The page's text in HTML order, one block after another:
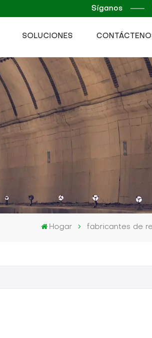
Síganos
SOLUCIONES
Hogar fabricantes de